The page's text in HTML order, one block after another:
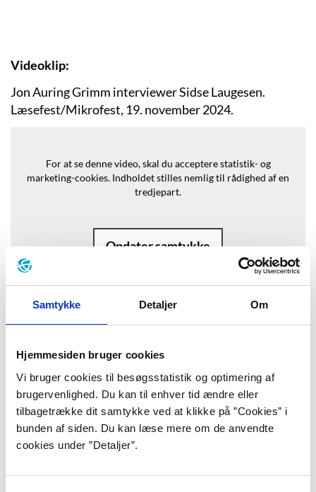
Samtykke Detaljer Om
Hjemmesiden bruger cookies
Vi bruger cookies til besøgsstatistik og optimering af
brugervenlighed. Du kan til enhver tid ændre eller
tilbagetrække dit samtykke ved at klikke på ”Cookies” i
bunden af siden. Du kan læse mere om de anvendte
cookies under ”Detaljer”.
Videoklip:
Jon Auring Grimm interviewer Sidse Laugesen.
Læsefest/Mikrofest, 19. november 2024.
For at se denne video, skal du acceptere statistik- og
marketing-cookies. Indholdet stilles nemlig til rådighed af en
tredjepart.
Opdater samtykke
”Jeg elsker sent som nu/ at kravle op
og/ ta din hånd/ klemme den ind
mellem lårene/ rulle mig sammen og
falde i søvn/ Sådan bliver jeg/ plumpt